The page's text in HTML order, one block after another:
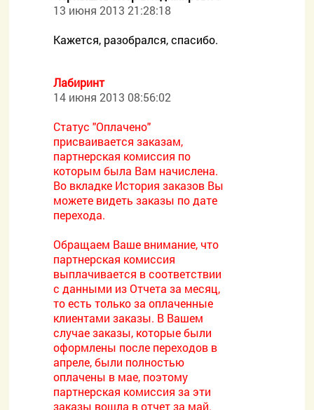
13 июня 2013 21:28:18
Кажется, разобрался, спасибо.
Лабиринт
14 июня 2013 08:56:02
Статус "Оплачено"
присваивается заказам,
партнерская комиссия по
которым была Вам начислена.
Во вкладке История заказов Вы
можете видеть заказы по дате
перехода.
Обращаем Ваше внимание, что
партнерская комиссия
выплачивается в соответствии
с данными из Отчета за месяц,
то есть только за оплаченные
клиентами заказы. В Вашем
случае заказы, которые были
оформлены после переходов в
апреле, были полностью
оплачены в мае, поэтому
партнерская комиссия за эти
заказы вошла в отчет за май.